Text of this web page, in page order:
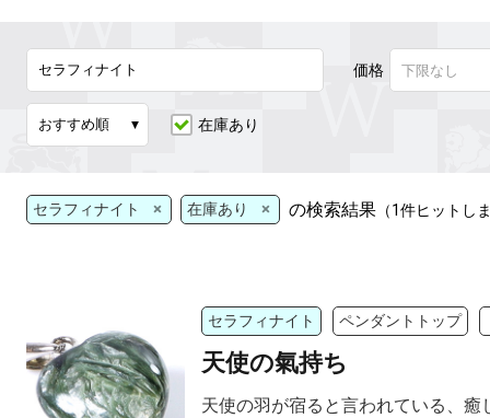
価格
在庫あり
セラフィナイト × 在庫あり × の検索結果 （1件ヒットし
セラフィナイト ペンダントトップ
天使の氣持ち
天使の羽が宿ると言われている、癒